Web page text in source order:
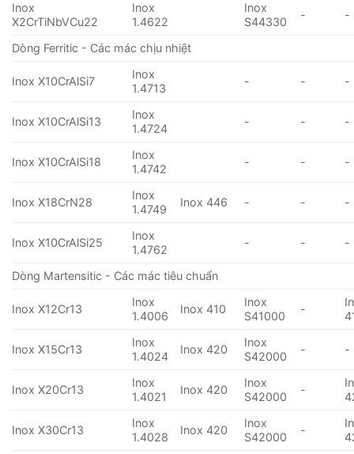
Inox
X2CrTiNbVCu22
Inox
1.4622
Inox
S44330
- -
Dòng Ferritic - Các mác chịu nhiệt
Inox X10CrAlSi7
Inox
1.4713
- - -
Inox X10CrAlSi13
Inox
1.4724
- - -
Inox X10CrAlSi18
Inox
1.4742
- - -
Inox X18CrN28
Inox
1.4749
Inox 446 - - -
Inox X10CrAlSi25
Inox
1.4762
- - -
Dòng Martensitic - Các mác tiêu chuẩn
Inox X12Cr13
Inox
1.4006
Inox 410
Inox
S41000
-
Inox X15Cr13
Inox
1.4024
Inox 420
Inox
S42000
- -
Inox X20Cr13
Inox
1.4021
Inox 420
Inox
S42000
-
Inox X30Cr13
Inox
1.4028
Inox 420
Inox
S42000
-